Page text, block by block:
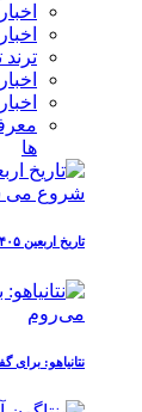
ترند
ها
تاریخ اربعین ۱۴۰۵ اعلام شد | پیاده‌روی اربعین از چه روزی شروع می‌ شود؟
نتانیاهو: برای